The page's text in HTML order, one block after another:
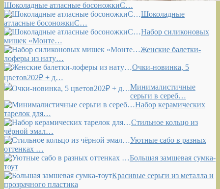
Шоколадные атласные босоножкиС…
Шоколадные
атласные босоножкиС…
Набор силиконовых
мишек «Монте…
Женские балетки-
лоферы из нату…
Очки-новинка, 5
цветов202₽ + д…
Минималистичные
серьги в сереб…
Набор керамических
тарелок для…
Стильное кольцо из
чёрной эмал…
Уютные сабо в разных
оттенках …
Большая замшевая сумка-
тоут
Красивые серьги из металла и
прозрачного пластика